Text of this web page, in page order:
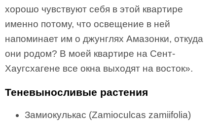
хорошо чувствуют себя в этой квартире
именно потому, что освещение в ней
напоминает им о джунглях Амазонки, откуда
они родом? В моей квартире на Сент-
Хаугсхагене все окна выходят на восток».
Теневыносливые растения
Замиокулькас (Zamioculcas zamiifolia)